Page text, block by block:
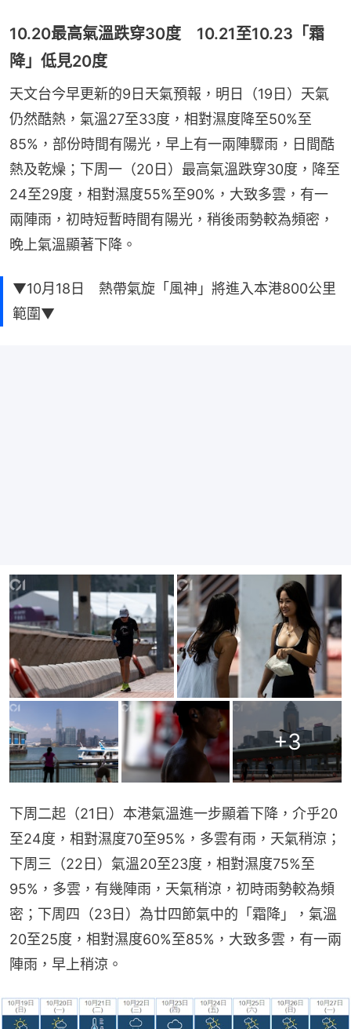
10.20最高氣溫跌穿30度 10.21至10.23「霜
降」低見20度
天文台今早更新的9日天氣預報，明日（19日）天氣
仍然酷熱，氣溫27至33度，相對濕度降至50%至
85%，部份時間有陽光，早上有一兩陣驟雨，日間酷
熱及乾燥；下周一（20日）最高氣溫跌穿30度，降至
24至29度，相對濕度55%至90%，大致多雲，有一
兩陣雨，初時短暫時間有陽光，稍後雨勢較為頻密，
晚上氣溫顯著下降。
▼10月18日 熱帶氣旋「風神」將進入本港800公里
範圍▼
+3
下周二起（21日）本港氣溫進一步顯着下降，介乎20
至24度，相對濕度70至95%，多雲有雨，天氣稍涼；
下周三（22日）氣溫20至23度，相對濕度75%至
95%，多雲，有幾陣雨，天氣稍涼，初時雨勢較為頻
密；下周四（23日）為廿四節氣中的「霜降」，氣溫
20至25度，相對濕度60%至85%，大致多雲，有一兩
陣雨，早上稍涼。